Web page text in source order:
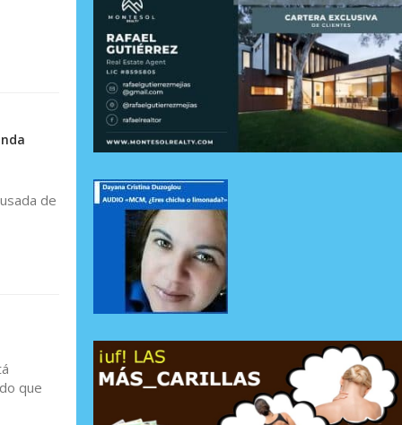
de
que